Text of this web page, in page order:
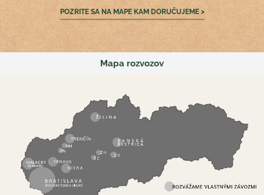
POZRITE SA NA MAPE KAM DORUČUJEME >
Mapa rozvozov